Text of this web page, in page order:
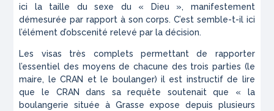
ici la taille du sexe du « Dieu », manifestement
démesurée par rapport à son corps. C’est semble-t-il ici
l’élément d’obscenité relevé par la décision.
Les visas très complets permettant de rapporter
l’essentiel des moyens de chacune des trois parties (le
maire, le CRAN et le boulanger) il est instructif de lire
que le CRAN dans sa requête soutenait que « la
boulangerie située à Grasse expose depuis plusieurs